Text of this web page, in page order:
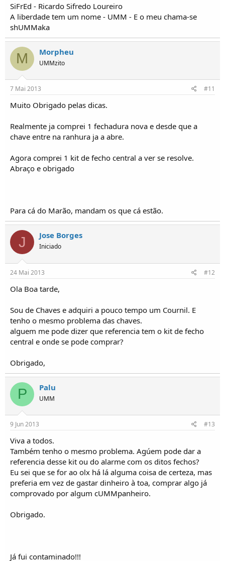
SiFrEd - Ricardo Sifredo Loureiro
A liberdade tem um nome - UMM - E o meu chama-se
shUMMaka
M Morpheu
UMMzito
7 Mai 2013 #11
Muito Obrigado pelas dicas.
Realmente ja comprei 1 fechadura nova e desde que a
chave entre na ranhura ja a abre.
Agora comprei 1 kit de fecho central a ver se resolve.
Abraço e obrigado
Para cá do Marão, mandam os que cá estão.
J Jose Borges
Iniciado
24 Mai 2013 #12
Ola Boa tarde,
Sou de Chaves e adquiri a pouco tempo um Cournil. E
tenho o mesmo problema das chaves.
alguem me pode dizer que referencia tem o kit de fecho
central e onde se pode comprar?
Obrigado,
P Palu
UMM
9 Jun 2013 #13
Viva a todos.
Também tenho o mesmo problema. Agúem pode dar a
referencia desse kit ou do alarme com os ditos fechos?
Eu sei que se for ao olx há lá alguma coisa de certeza, mas
preferia em vez de gastar dinheiro à toa, comprar algo já
comprovado por algum cUMMpanheiro.
Obrigado.
Já fui contaminado!!!